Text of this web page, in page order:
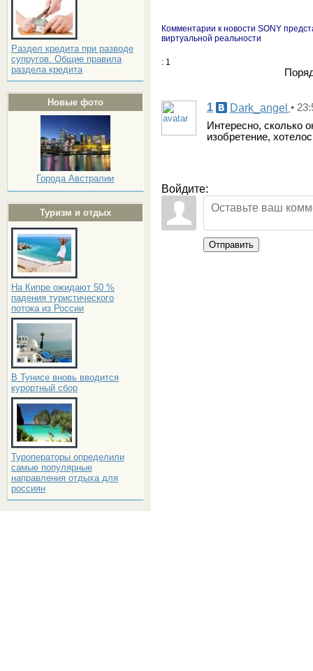
Раздел кредита при разводе
супругов. Общие правила
раздела кредита
Новые фото
Города Австралии
Туризм и отдых
На Кипре ожидают 50 %
падения туристического
потока из России
В Тунисе вновь вводится
курортный сбор
Туроператоры определили
самые популярные
направления отдыха для
россиян
Комментарии к новости SONY
виртуальной реальности
: 1
1 Dark_angel •
Интересно, сколько
изобретение,
Войдите:
Отправить